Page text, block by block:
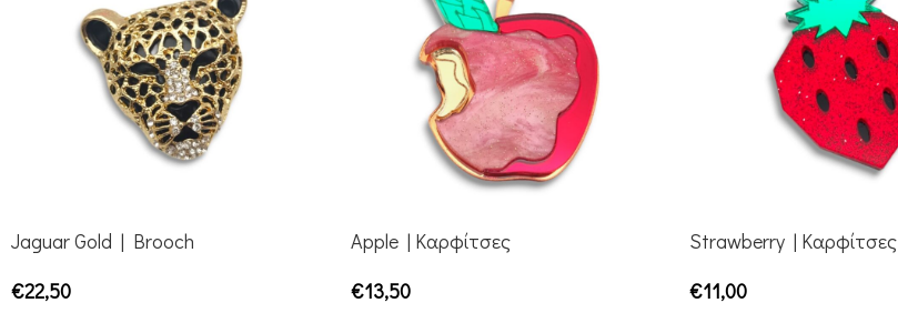
Jaguar Gold | Brooch
€22,50
Apple | Καρφίτσες
€13,50
Strawberry | Καρφίτσες
€11,00